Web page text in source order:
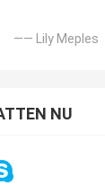
—— Lily Meples
NU